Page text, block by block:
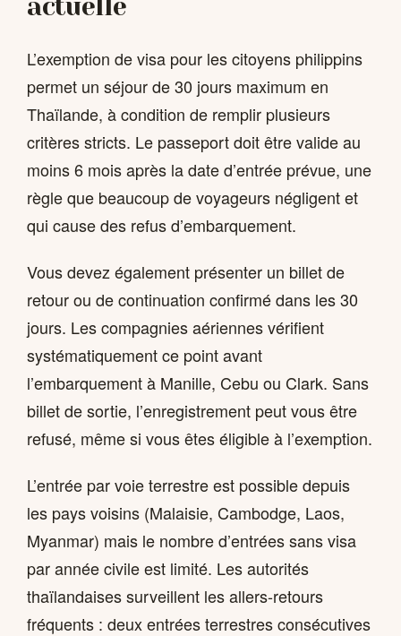
actuelle
L’exemption de visa pour les citoyens philippins
permet un séjour de 30 jours maximum en
Thaïlande, à condition de remplir plusieurs
critères stricts. Le passeport doit être valide au
moins 6 mois après la date d’entrée prévue, une
règle que beaucoup de voyageurs négligent et
qui cause des refus d’embarquement.
Vous devez également présenter un billet de
retour ou de continuation confirmé dans les 30
jours. Les compagnies aériennes vérifient
systématiquement ce point avant
l’embarquement à Manille, Cebu ou Clark. Sans
billet de sortie, l’enregistrement peut vous être
refusé, même si vous êtes éligible à l’exemption.
L’entrée par voie terrestre est possible depuis
les pays voisins (Malaisie, Cambodge, Laos,
Myanmar) mais le nombre d’entrées sans visa
par année civile est limité. Les autorités
thaïlandaises surveillent les allers-retours
fréquents : deux entrées terrestres consécutives